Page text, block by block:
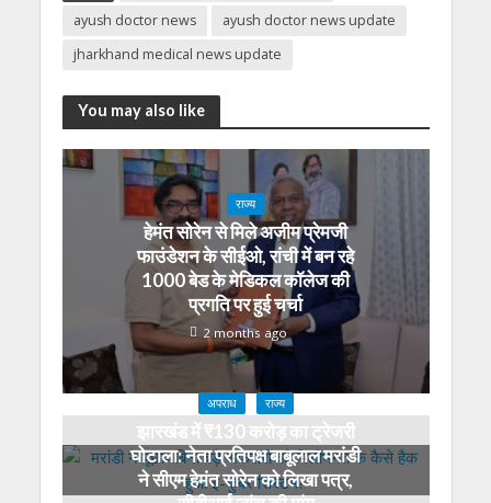
ayush doctor news
ayush doctor news update
jharkhand medical news update
You may also like
राज्य
हेमंत सोरेन से मिले अजीम प्रेमजी
फाउंडेशन के सीईओ, रांची में बन रहे
1000 बेड के मेडिकल कॉलेज की
प्रगति पर हुई चर्चा
2 months ago
अपराध राज्य
झारखंड में ₹130 करोड़ का ट्रेजरी
घोटाला: नेता प्रतिपक्ष बाबूलाल मरांडी
ने सीएम हेमंत सोरेन को लिखा पत्र,